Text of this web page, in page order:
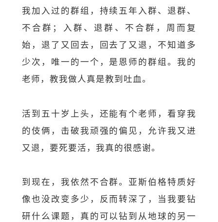
我加入过的群组，持续五年入群、退群、
不合群；入群、退群、不合群，周而复
始，退了又回去，回去了又退，不知道多
少次，唯一的一个，是恩师的群组。我的
老师，教我做人真是教到吐血。
活到五十岁上头，还能有个老师，看穿我
的伎俩，击破我顽强的偏见，允许我又进
又退，要死要活，我真的很感谢。
到现在，我依然不合群。亚斯伯格特质好
像也没改变多少，反而转深了，当我要钻
研什么课题，真的可以钻到从地球的另一